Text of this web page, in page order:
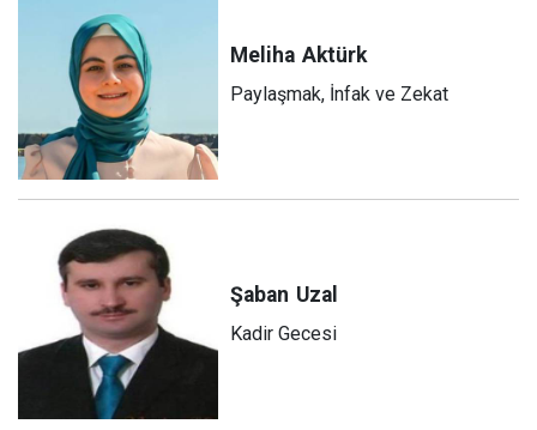
Meliha Aktürk
Paylaşmak, İnfak ve Zekat
Şaban Uzal
Kadir Gecesi